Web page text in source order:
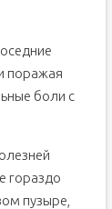
поражая
боли с
гораздо
пузыре,